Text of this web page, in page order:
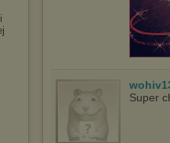
Super